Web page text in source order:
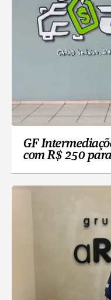
GF
com R$ 250